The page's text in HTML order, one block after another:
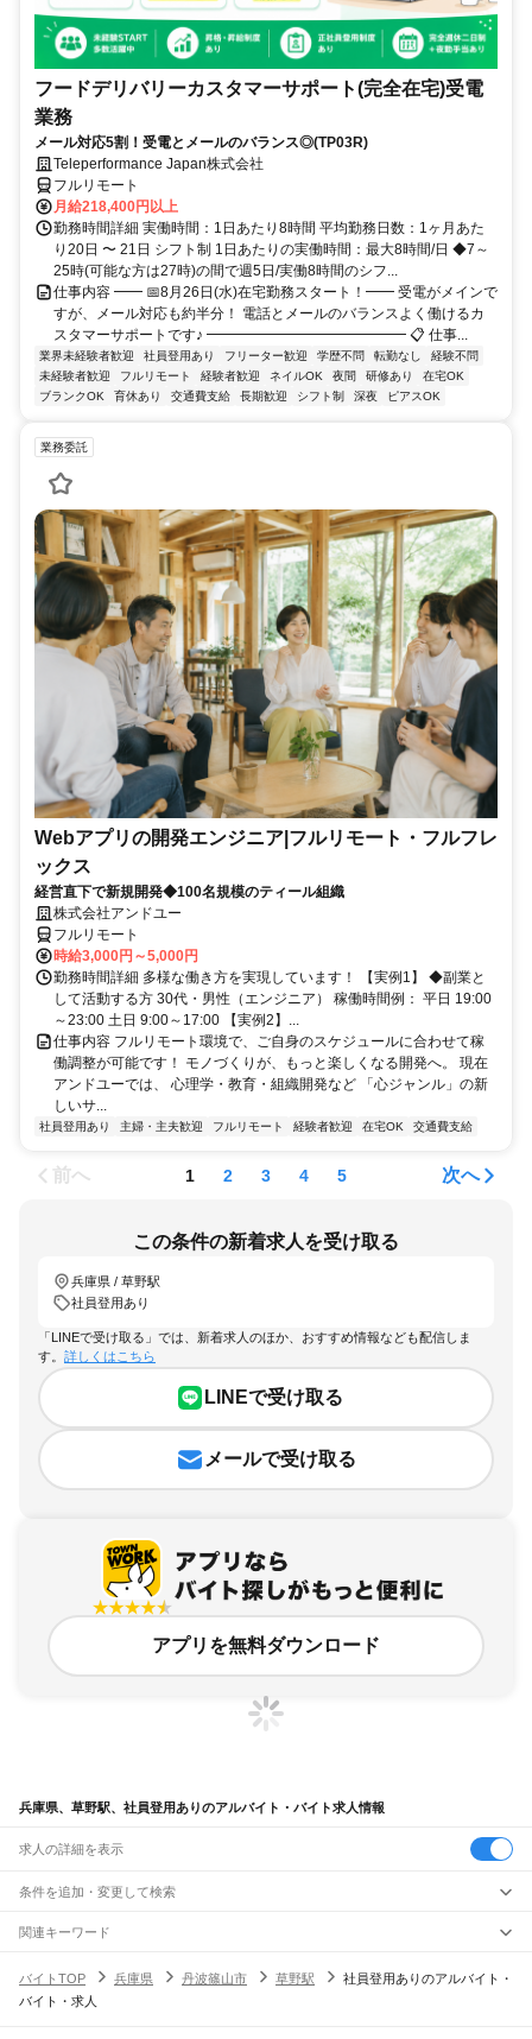
フードデリバリーカスタマーサポート(完全在宅)受電
業務
メール対応5割！受電とメールのバランス◎(TP03R)
Teleperformance Japan株式会社
フルリモート
月給218,400円以上
勤務時間詳細 実働時間：1日あたり8時間 平均勤務日数：1ヶ月あた
り20日 〜 21日 シフト制 1日あたりの実働時間：最大8時間/日 ◆7～
25時(可能な方は27時)の間で週5日/実働8時間のシフ...
仕事内容 ━━ 📅8月26日(水)在宅勤務スタート！━━ 受電がメインで
すが、メール対応も約半分！ 電話とメールのバランスよく働けるカ
スタマーサポートです♪ ━━━━━━━━━━━━━━ 📋 仕事...
業界未経験者歓迎 社員登用あり フリーター歓迎 学歴不問 転勤なし
経験不問
未経験者歓迎
フルリモート 経験者歓迎 ネイルOK 夜間 研修あり
在宅OK
ブランクOK
育休あり 交通費支給 長期歓迎 シフト制 深夜 ピアスOK
業務委託
Webアプリの開発エンジニア|フルリモート・フルフレ
ックス
経営直下で新規開発◆100名規模のティール組織
株式会社アンドユー
フルリモート
時給3,000円～5,000円
勤務時間詳細 多様な働き方を実現しています！ 【実例1】 ◆副業と
して活動する方 30代・男性（エンジニア） 稼働時間例： 平日 19:00
～23:00 土日 9:00～17:00 【実例2】...
仕事内容 フルリモート環境で、ご自身のスケジュールに合わせて稼
働調整が可能です！ モノづくりが、もっと楽しくなる開発へ。 現在
アンドユーでは、 心理学・教育・組織開発など 「心ジャンル」の新
しいサ...
社員登用あり 主婦・主夫歓迎 フルリモート 経験者歓迎 在宅OK 交通費支給
前へ 1 2 3 4 5 次へ
この条件の新着求人を受け取る
兵庫県 / 草野駅
社員登用あり
「LINEで受け取る」では、新着求人のほか、おすすめ情報なども配信しま
す。 詳しくはこちら
LINEで受け取る
メールで受け取る
アプリを無料ダウンロード
兵庫県、草野駅、社員登用ありのアルバイト・バイト求人情報
求人の詳細を表示
条件を追加・変更して検索
市区町村を追加・変更
兵庫県すべて
神戸市
駅を追加・変更
職種を追加・変更
関連キーワード
バイトTOP
兵庫県 丹波篠山市 草野駅
社員登用ありのアルバイト・
バイト・求人